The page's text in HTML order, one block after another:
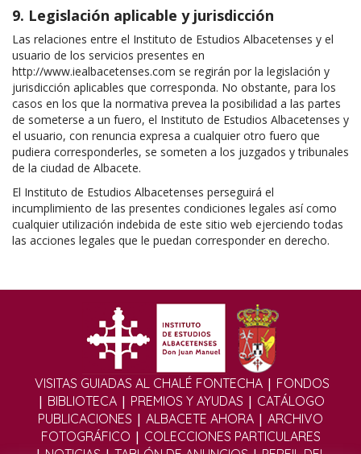
9. Legislación aplicable y jurisdicción
Las relaciones entre el Instituto de Estudios Albacetenses y el
usuario de los servicios presentes en
http://www.iealbacetenses.com se regirán por la legislación y
jurisdicción aplicables que corresponda. No obstante, para los
casos en los que la normativa prevea la posibilidad a las partes
de someterse a un fuero, el Instituto de Estudios Albacetenses y
el usuario, con renuncia expresa a cualquier otro fuero que
pudiera corresponderles, se someten a los juzgados y tribunales
de la ciudad de Albacete.
El Instituto de Estudios Albacetenses perseguirá el
incumplimiento de las presentes condiciones legales así como
cualquier utilización indebida de este sitio web ejerciendo todas
las acciones legales que le puedan corresponder en derecho.
VISITAS GUIADAS AL CHALÉ FONTECHA | FONDOS
| BIBLIOTECA| PREMIOS Y AYUDAS | CATÁLOGO
PUBLICACIONES | ALBACETE AHORA | ARCHIVO
FOTOGRÁFICO | COLECCIONES PARTICULARES